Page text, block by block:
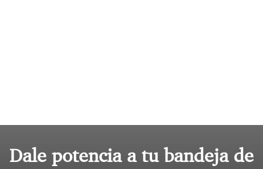
Dale potencia a tu bandeja de